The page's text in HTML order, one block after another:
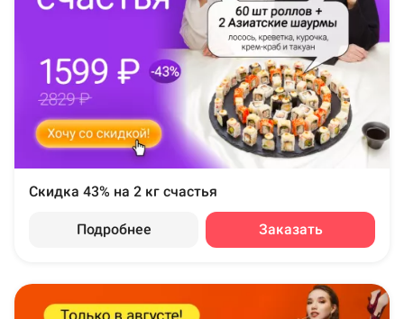
Скидка 43% на 2 кг счастья
Подробнее Заказать